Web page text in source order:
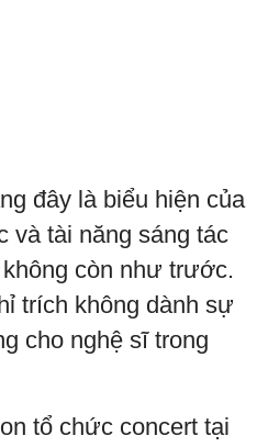
đây là biểu hiện của
và tài năng sáng tác
còn như trước.
trích không dành sự
cho nghệ sĩ trong
tổ chức concert tại